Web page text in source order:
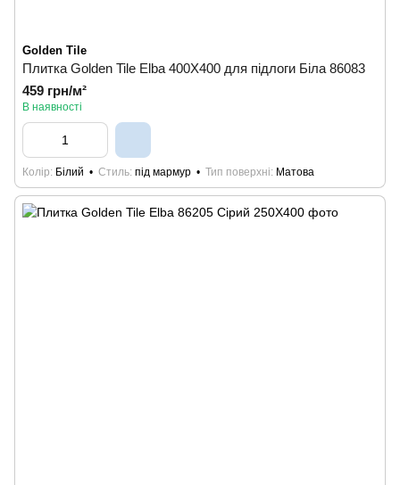
Golden Tile
Плитка Golden Tile Elba 400X400 для підлоги Біла 86083
459 грн/м²
В наявності
Колір Білий Стиль під мармур Тип поверхні Матова